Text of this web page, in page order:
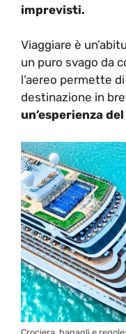
imprevisti.
Viaggiare è
un puro svago da
l’aereo permette
destinazione in
un’esperienza